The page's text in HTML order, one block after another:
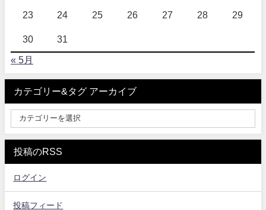
23 24 25 26 27 28 29
30 31
« 5月
カテゴリー&タグ アーカイブ
投稿のRSS
ログイン
投稿フィード